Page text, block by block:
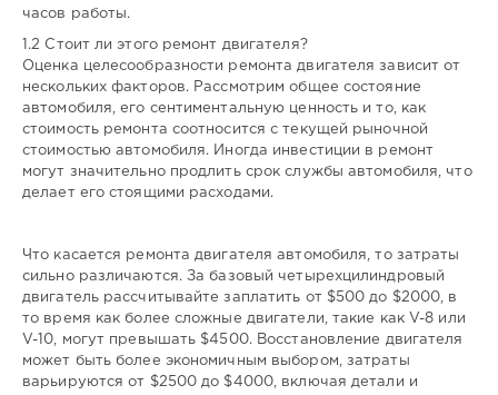
часов работы.
1.2 Стоит ли этого ремонт двигателя?
Оценка целесообразности ремонта двигателя зависит от
нескольких факторов. Рассмотрим общее состояние
автомобиля, его сентиментальную ценность и то, как
стоимость ремонта соотносится с текущей рыночной
стоимостью автомобиля. Иногда инвестиции в ремонт
могут значительно продлить срок службы автомобиля, что
делает его стоящими расходами.
Что касается ремонта двигателя автомобиля, то затраты
сильно различаются. За базовый четырехцилиндровый
двигатель рассчитывайте заплатить от $500 до $2000, в
то время как более сложные двигатели, такие как V-8 или
V-10, могут превышать $4500. Восстановление двигателя
может быть более экономичным выбором, затраты
варьируются от $2500 до $4000, включая детали и